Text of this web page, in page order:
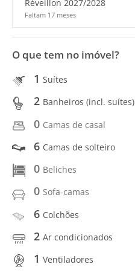
Réveillon 2027/2028
Faltam 17 meses
O que tem no imóvel?
1 Suítes
2 Banheiros (incl. suítes)
0 Camas de casal
6 Camas de solteiro
0 Beliches
0 Sofa-camas
6 Colchões
2 Ar condicionados
1 Ventiladores